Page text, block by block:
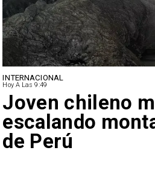
INTERNACIONAL
Hoy A Las 9:49
Joven chileno
escalando
de Perú